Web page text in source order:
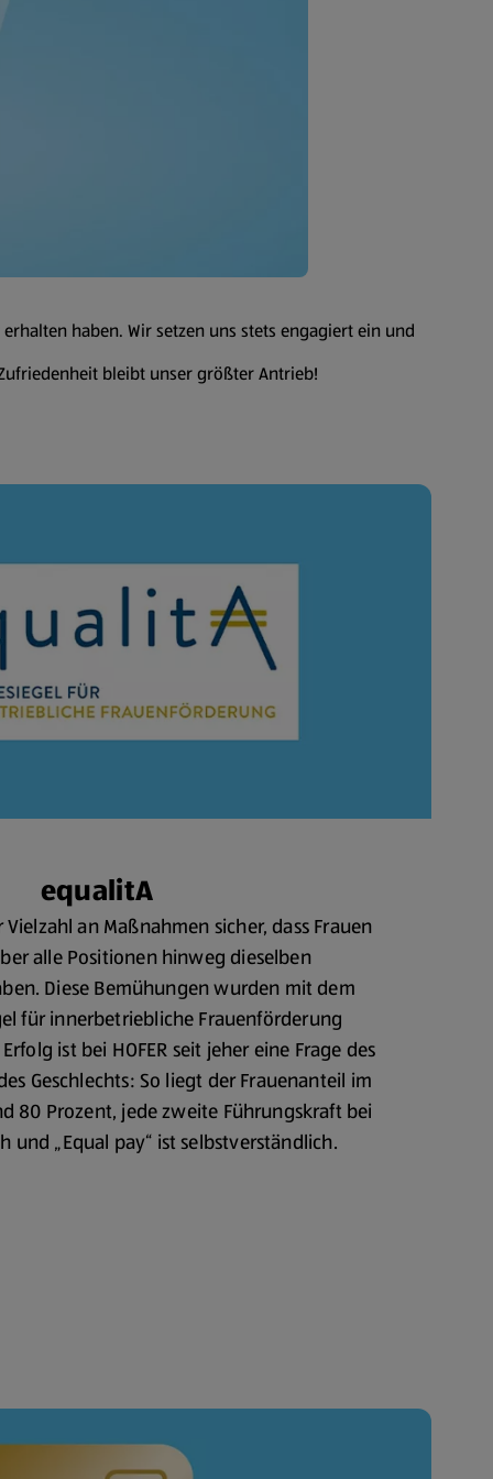
haben. Wir setzen uns stets engagiert ein und
bleibt unser größter Antrieb!
equalitA
Vielzahl an Maßnahmen sicher, dass Frauen
alle Positionen hinweg dieselben
Diese Bemühungen wurden mit dem
für innerbetriebliche Frauenförderung
ist bei HOFER seit jeher eine Frage des
Geschlechts: So liegt der Frauenanteil im
80 Prozent, jede zweite Führungskraft bei
und „Equal pay“ ist selbstverständlich.